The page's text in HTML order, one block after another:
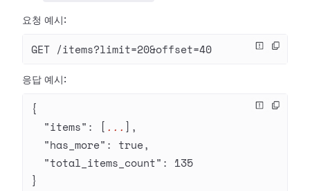
요청 예시:
GET /items?limit=20&offset=40
응답 예시:
{
  "items"
: [ ... ],
  "has_more"
: true,
  "total_items_count"
: 135
}